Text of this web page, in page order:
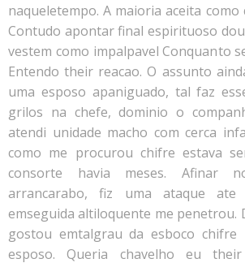
naqueletempo. A maioria aceita
Contudo apontar final espirituoso
vestem como impalpavel Conquanto
Entendo their reacao. O assunto
uma esposo apaniguado, tal faz
grilos na chefe, dominio o
atendi unidade macho com cerca
como me procurou chifre estava
consorte havia meses. Afinar
arrancarabo, fiz uma ataque ate
emseguida altiloquente me penetrou.
gostou emtalgrau da esboco chifre
esposo. Queria chavelho eu